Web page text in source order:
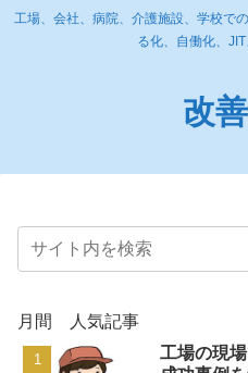
工場、会社、病院、介護施設、学校で
る化、自働化、
改
月間 人気記事
工場の現